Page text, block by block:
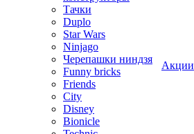
Тачки
Duplo
Star Wars
Ninjago
Черепашки ниндзя
Funny bricks
Friends
City
Disney
Bionicle
Акции